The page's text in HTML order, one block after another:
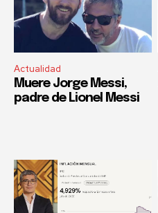
Actualidad
Muere Jorge Messi,
padre de Lionel Messi